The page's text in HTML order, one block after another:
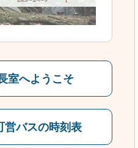
室へようこそ
営バスの時刻表